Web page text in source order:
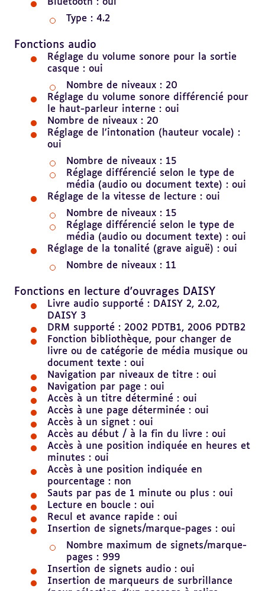
Bluetooth : oui
Type : 4.2
Fonctions audio
Réglage du volume sonore pour la sortie
casque : oui
Nombre de niveaux : 20
Réglage du volume sonore différencié pour
le haut-parleur interne : oui
Nombre de niveaux : 20
Réglage de l’intonation (hauteur vocale) :
oui
Nombre de niveaux : 15
Réglage différencié selon le type de
média (audio ou document texte) : oui
Réglage de la vitesse de lecture : oui
Nombre de niveaux : 15
Réglage différencié selon le type de
média (audio ou document texte) : oui
Réglage de la tonalité (grave aiguë) : oui
Nombre de niveaux : 11
au
sommaire
Fonctions en lecture d'ouvrages DAISY
Livre audio supporté : DAISY 2, 2.02,
DAISY 3
DRM supporté : 2002 PDTB1, 2006 PDTB2
Fonction bibliothèque, pour changer de
livre ou de catégorie de média musique ou
document texte : oui
Navigation par niveaux de titre : oui
Navigation par page : oui
Accès à un titre déterminé : oui
Accès à une page déterminée : oui
Accès à un signet : oui
Accès au début / à la fin du livre : oui
Accès à une position indiquée en heures et
minutes : oui
Accès à une position indiquée en
pourcentage : non
Sauts par pas de 1 minute ou plus : oui
Lecture en boucle : oui
Recul et avance rapide : oui
Insertion de signets/marque-pages : oui
Nombre maximum de signets/marque-
pages : 999
Insertion de signets audio : oui
Insertion de marqueurs de surbrillance
au
sommaire